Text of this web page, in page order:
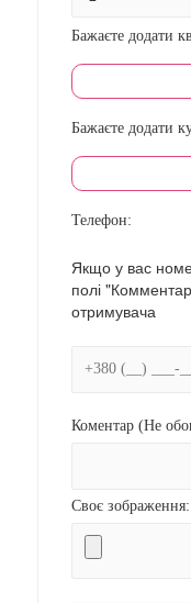
Бажаєте додати
Бажаєте додати
Телефон:
Якщо у вас
полі
отримувача
Коментар (Не
Своє зображення: